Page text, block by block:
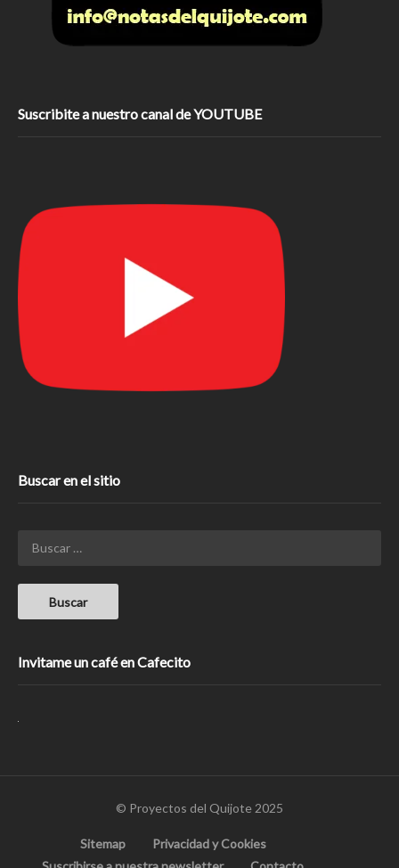
Suscribite a nuestro canal de YOUTUBE
Buscar en el sitio
Invitame un café en Cafecito